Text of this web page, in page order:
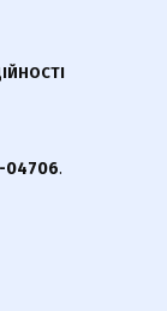
04706.